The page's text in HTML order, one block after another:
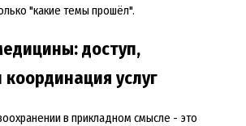
"какие темы прошёл".
доступ,
координация услуг
в прикладном смысле - это